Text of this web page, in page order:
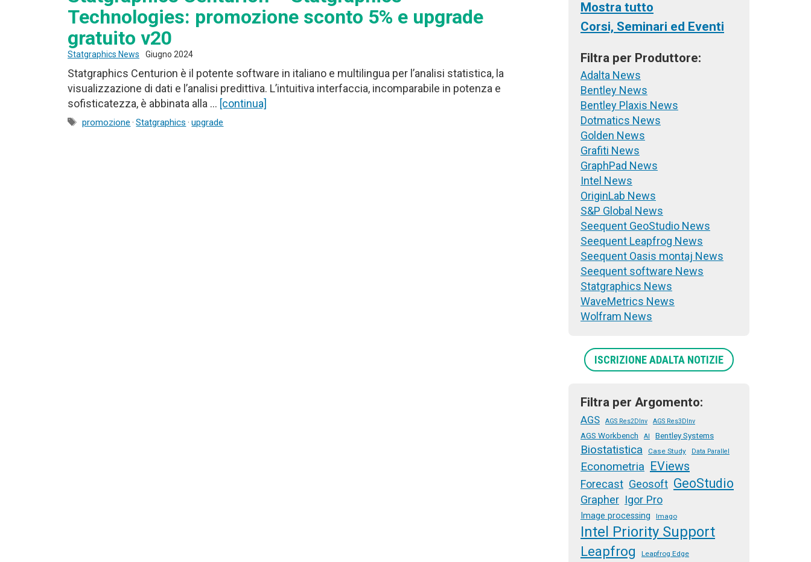
Technologies: promozione sconto 5% e upgrade
gratuito v20
Statgraphics News Giugno 2024
Statgraphics Centurion è il potente software in italiano e multilingua per l’analisi statistica, la
visualizzazione di dati e l’analisi predittiva. L’intuitiva interfaccia, incomparabile in potenza e
sofisticatezza, è abbinata alla … [continua]
Tag
promozione ·Statgraphics ·upgrade
Mostra tutto
Corsi, Seminari ed Eventi
Filtra per Produttore:
Adalta News
Bentley News
Bentley Plaxis News
Dotmatics News
Golden News
Grafiti News
GraphPad News
Intel News
OriginLab News
S&P Global News
Seequent GeoStudio News
Seequent Leapfrog News
Seequent Oasis montaj News
Seequent software News
Statgraphics News
WaveMetrics News
Wolfram News
ISCRIZIONE ADALTA NOTIZIE
Filtra per Argomento:
AGS AGS Res2DInv AGS Res3DInv
AGS Workbench AI Bentley Systems
Biostatistica Case Study Data Parallel
Econometria EViews
Forecast Geosoft GeoStudio
Grapher Igor Pro
Image processing Imago
Intel Priority Support
Leapfrog Leapfrog Edge